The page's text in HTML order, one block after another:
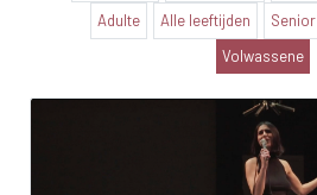
Adulte
Alle leeftijden Senior
Volwassene